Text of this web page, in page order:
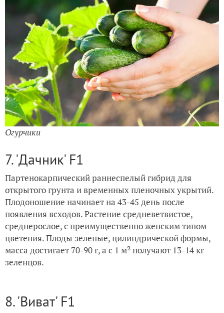
Огурчики
7. 'Дачник' F1
Партенокарпический раннеспелый гибрид для
открытого грунта и временных пленочных укрытий.
Плодоношение начинает на 43-45 день после
появления всходов. Растение средневетвистое,
среднерослое, с преимущественно женским типом
цветения. Плоды зеленые, цилиндрической формы,
масса достигает 70-90 г, а с 1 м² получают 13-14 кг
зеленцов.
8. 'Виват' F1